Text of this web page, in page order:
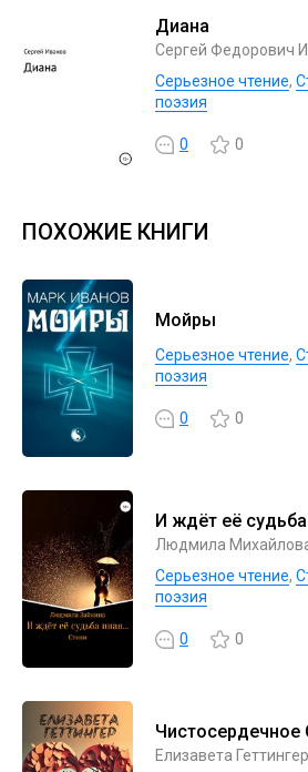
Диана
Сергей Федорович
Серьезное чтение,
поэзия
0 0
ПОХОЖИЕ КНИГИ
Мойры
Серьезное чтение,
поэзия
0 0
И ждёт её
Людмила
Серьезное чтение,
поэзия
0 0
Чистосердечное
Елизавета Геттингер